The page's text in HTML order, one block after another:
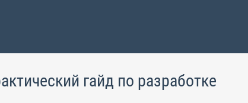
гайд по разработке